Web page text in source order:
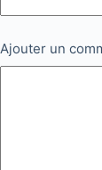
Ajouter un